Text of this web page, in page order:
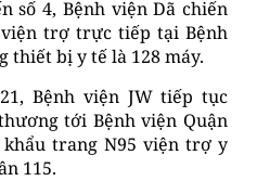
số 4, Bệnh viện Dã chiến
trợ trực tiếp tại Bệnh
thiết bị y tế là 128 máy.
Bệnh viện JW tiếp tục
tới Bệnh viện Quận
trang N95 viện trợ y
115.